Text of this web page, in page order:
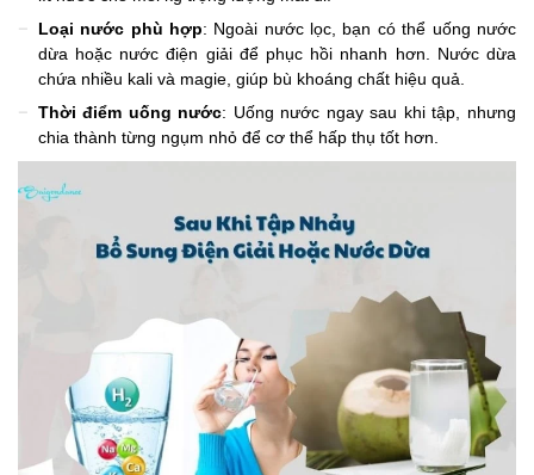
Loại nước phù hợp: Ngoài nước lọc, bạn có thể uống nước
dừa hoặc nước điện giải để phục hồi nhanh hơn. Nước dừa
chứa nhiều kali và magie, giúp bù khoáng chất hiệu quả.
Thời điểm uống nước: Uống nước ngay sau khi tập, nhưng
chia thành từng ngụm nhỏ để cơ thể hấp thụ tốt hơn.